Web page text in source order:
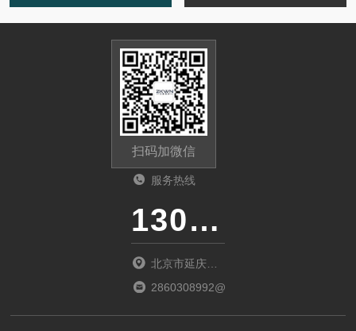
扫码加微信
服务热线
13011285763
北京市延庆区
中关村延庆园
2860308992@qq.com